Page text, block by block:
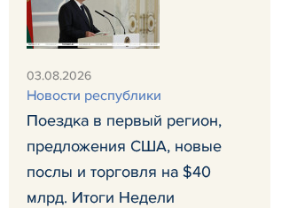
03.08.2026
Новости республики
Поездка в первый регион,
предложения США, новые
послы и торговля на $40
млрд. Итоги Недели